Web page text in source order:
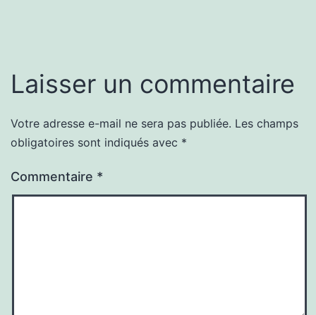
Laisser un commentaire
Votre adresse e-mail ne sera pas publiée. Les champs
obligatoires sont indiqués avec *
Commentaire *